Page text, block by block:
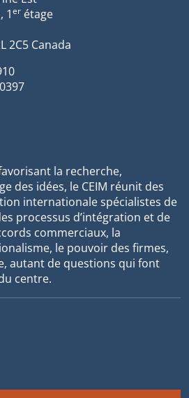
1er étage
2C5 Canada
la recherche,
des idées, le CEIM réunit des
internationale spécialistes de
processus d’intégration et de
commerciaux, la
le pouvoir des firmes,
autant de questions qui font
centre.